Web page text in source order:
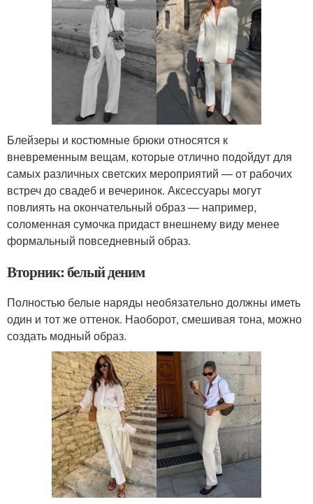
Блейзеры и костюмные брюки относятся к
вневременным вещам, которые отлично подойдут для
самых различных светских мероприятий — от рабочих
встреч до свадеб и вечеринок. Аксессуары могут
повлиять на окончательный образ — например,
соломенная сумочка придаст внешнему виду менее
формальный повседневный образ.
Вторник: белый деним
Полностью белые наряды необязательно должны иметь
один и тот же оттенок. Наоборот, смешивая тона, можно
создать модный образ.